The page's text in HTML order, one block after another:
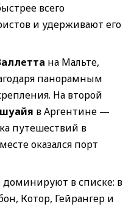
всего
и удерживают его
на Мальте,
панорамным
На второй
в Аргентине —
путешествий в
оказался порт
доминируют в списке: в
Котор, Гейрангер и